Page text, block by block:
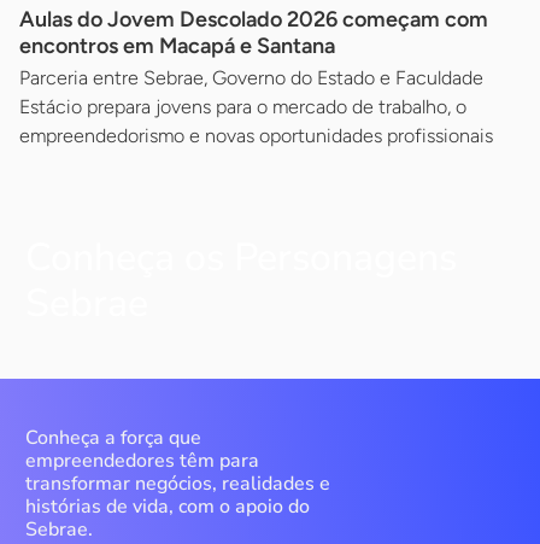
Aulas do Jovem Descolado 2026 começam com
encontros em Macapá e Santana
Parceria entre Sebrae, Governo do Estado e Faculdade
Estácio prepara jovens para o mercado de trabalho, o
empreendedorismo e novas oportunidades profissionais
Conheça a força que
empreendedores têm para
transformar negócios, realidades e
histórias de vida, com o apoio do
Sebrae.